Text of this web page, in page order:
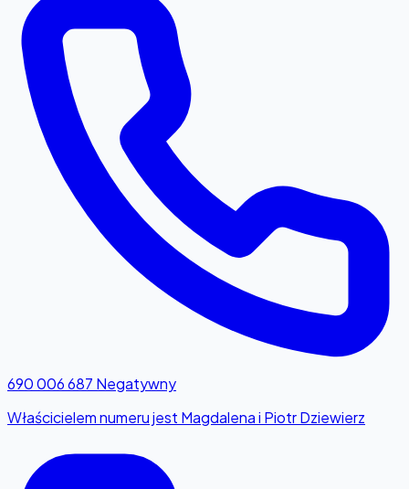
690 006 687 Negatywny
Właścicielem numeru jest Magdalena i Piotr Dziewierz